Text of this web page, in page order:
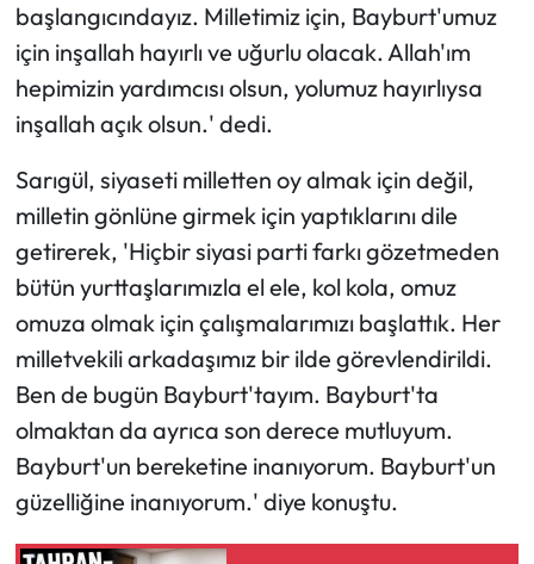
başlangıcındayız. Milletimiz için, Bayburt'umuz
için inşallah hayırlı ve uğurlu olacak. Allah'ım
hepimizin yardımcısı olsun, yolumuz hayırlıysa
inşallah açık olsun.' dedi.
Sarıgül, siyaseti milletten oy almak için değil,
milletin gönlüne girmek için yaptıklarını dile
getirerek, 'Hiçbir siyasi parti farkı gözetmeden
bütün yurttaşlarımızla el ele, kol kola, omuz
omuza olmak için çalışmalarımızı başlattık. Her
milletvekili arkadaşımız bir ilde görevlendirildi.
Ben de bugün Bayburt'tayım. Bayburt'ta
olmaktan da ayrıca son derece mutluyum.
Bayburt'un bereketine inanıyorum. Bayburt'un
güzelliğine inanıyorum.' diye konuştu.
Teknoloji